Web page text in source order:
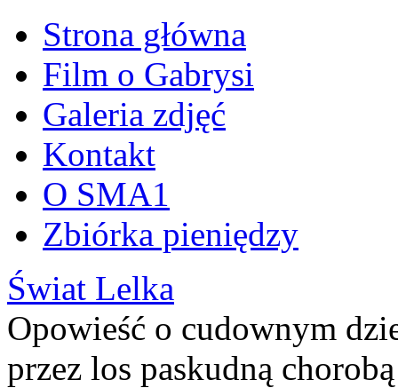
treść
Strona główna
Film o Gabrysi
Galeria zdjęć
Kontakt
O SMA1
Zbiórka pieniędzy
Świat Lelka
Opowieść o cudownym
przez los paskudną